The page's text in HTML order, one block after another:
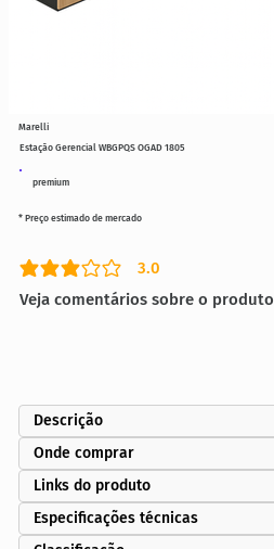
premium
Estação Gerencial WBGPQS OGAD 1805
3.0
classificação média é 3 de 5
Veja comentários sobre o produto
* Preço estimado de mercado
Marelli
Descrição
Onde comprar
Links do produto
Especificações técnicas